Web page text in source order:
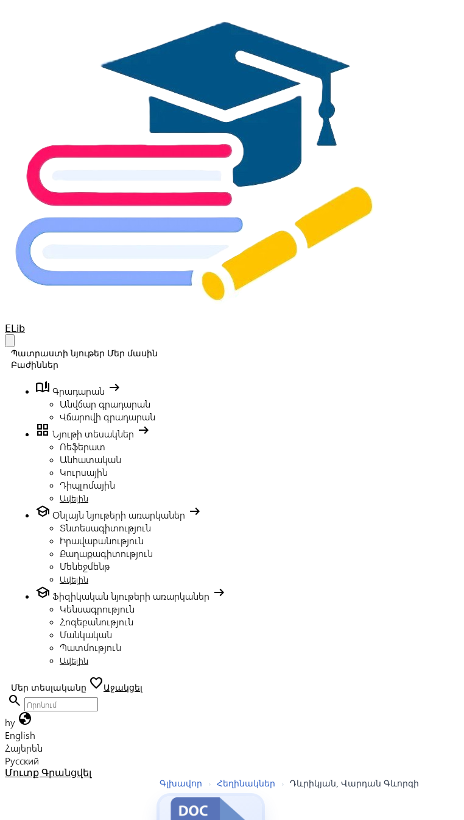
Your Company
ELib
Պատրաստի նյութեր Մեր մասին
Բաժիններ
book_ribbon Գրադարան arrow_right_alt
Անվճար գրադարան
Վճարովի գրադարան
grid_view Նյութի տեսակներ arrow_right_alt
Ռեֆերատ
Անհատական
Կուրսային
Դիպլոմային
Ավելին
school Օնլայն նյութերի առարկաներ arrow_right_alt
Տնտեսագիտություն
Իրավաբանություն
Քաղաքագիտություն
Մենեջմենթ
Ավելին
school Ֆիզիկական նյութերի առարկաներ arrow_right_alt
Կենսագրություն
Հոգեբանություն
Մանկական
Պատմություն
Ավելին
Մեր տեսլականը favoriteԱջակցել
search
hy globe
English
Հայերեն
Русский
Մուտք Գրանցվել
Գլխավոր › Հեղինակներ › Դևրիկյան, Վարդան Գևորգի